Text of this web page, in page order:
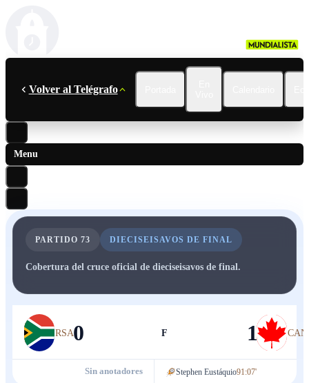
Volver al Telégrafo
Menu
PARTIDO 73 DIECISEISAVOS DE FINAL
Cobertura del cruce oficial de dieciseisavos de final.
RSA0 F 1 CAN
Sin anotadores Stephen Eustáquio91:07'